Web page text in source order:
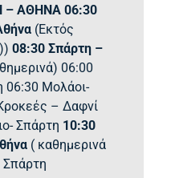
– ΑΘΗΝΑ06:30
(Εκτός
08:30 Σπάρτη –
06:00
06:30 Μολάοι-
– Δαφνί
Σπάρτη 10:30
( καθημερινά
Σπάρτη